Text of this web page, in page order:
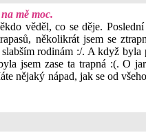
mě moc.
věděl, co se děje.
několikrát jsem se
rodinám :/. A když
jsem zase ta trapná :(. O
nějaký nápad, jak se od